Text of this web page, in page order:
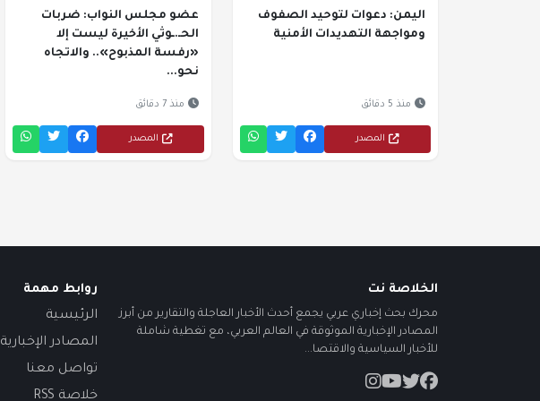
اليمن: دعوات لتوحيد الصفوف
ومواجهة التهديدات الأمنية
منذ 5 دقائق
المصدر
عضو مجلس النواب: ضربات
الحـ.ـوثي الأخيرة ليست إلا
«رفسة المذبوح».. والاتجاه
نحو...
منذ 7 دقائق
المصدر
الخلاصة نت
محرك بحث إخباري عربي يجمع أحدث الأخبار العاجلة والتقارير من أبرز
المصادر الإخبارية الموثوقة في العالم العربي، مع تغطية شاملة
للأخبار السياسية والاقتصا...
روابط مهمة
الرئيسية
المصادر الإخبارية
تواصل معنا
خلاصة RSS